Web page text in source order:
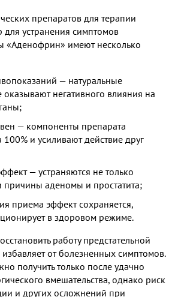
препаратов для терапии
устранения симптомов
«Аденофрин» имеют несколько
— натуральные
негативного влияния на
— компоненты препарата
100% и усиливают действие друг
— устраняются не только
аденомы и простатита;
приема эффект сохраняется,
в здоровом режиме.
работу предстательной
от болезненных симптомов.
получить только после удачно
вмешательства, однако риск
и других осложнений при